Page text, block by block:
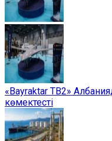
«Bayraktar TB2»
көмектесті